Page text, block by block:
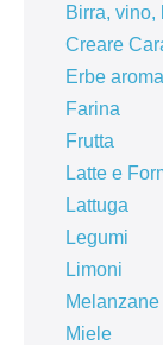
Birra, vino,
Creare
Erbe
Farina
Frutta
Latte e
Lattuga
Legumi
Limoni
Melanzane
Miele